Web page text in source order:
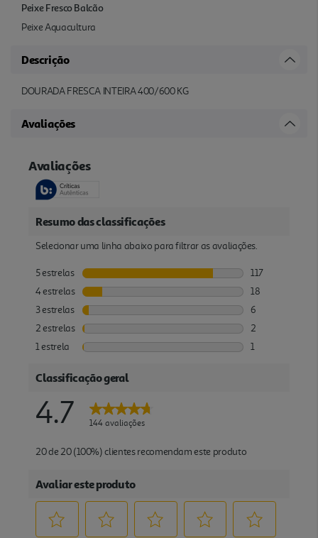
Peixe Fresco Balcão
Peixe Aquacultura
Descrição
DOURADA FRESCA INTEIRA 400/600 KG
Avaliações